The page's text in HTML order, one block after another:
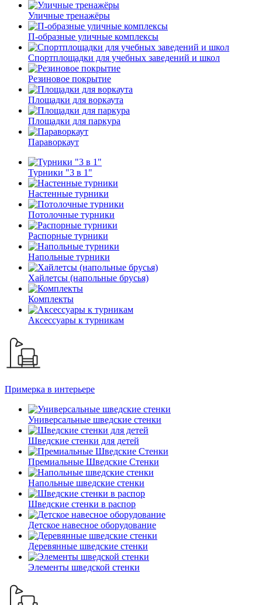
Уличные тренажёры
П-образные уличные комплексы
Спортплощадки для учебных заведений и школ
Резиновое покрытие
Площадки для воркаута
Площадки для паркура
Параворкаут
Турники "3 в 1"
Настенные турники
Потолочные турники
Распорные турники
Напольные турники
Хайлетсы (напольные брусья)
Комплекты
Аксессуары к турникам
Примерка в интерьере
Универсальные шведские стенки
Шведские стенки для детей
Премиальные Шведские Стенки
Напольные шведские стенки
Шведские стенки в распор
Детское навесное оборудование
Деревянные шведские стенки
Элементы шведской стенки